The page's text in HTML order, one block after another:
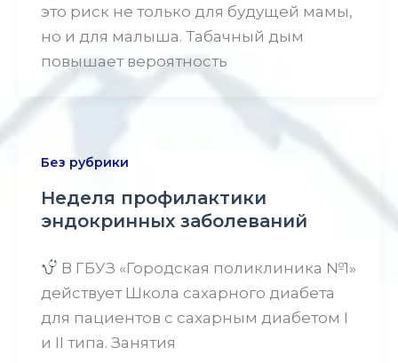
это риск не только для будущей мамы,
но и для малыша. Табачный дым
повышает вероятность
Без рубрики
Неделя профилактики
эндокринных заболеваний
В ГБУЗ «Городская поликлиника №1»
действует Школа сахарного диабета
для пациентов с сахарным диабетом I
и II типа. Занятия